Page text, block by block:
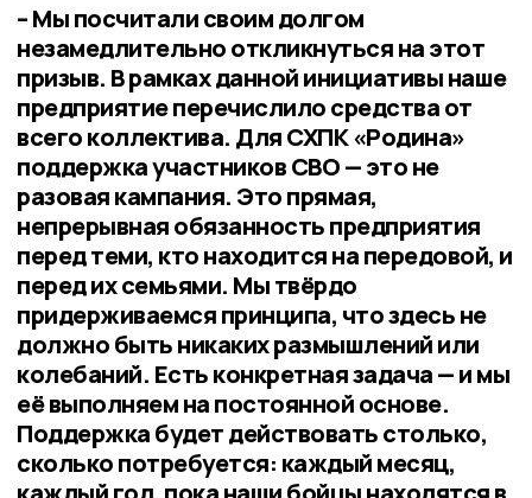
– Мы посчитали своим долгом
незамедлительно откликнуться на этот
призыв. В рамках данной инициативы наше
предприятие перечислило средства от
всего коллектива. Для СХПК «Родина»
поддержка участников СВО — это не
разовая кампания. Это прямая,
непрерывная обязанность предприятия
перед теми, кто находится на передовой, и
перед их семьями. Мы твёрдо
придерживаемся принципа, что здесь не
должно быть никаких размышлений или
колебаний. Есть конкретная задача — и мы
её выполняем на постоянной основе.
Поддержка будет действовать столько,
сколько потребуется: каждый месяц,